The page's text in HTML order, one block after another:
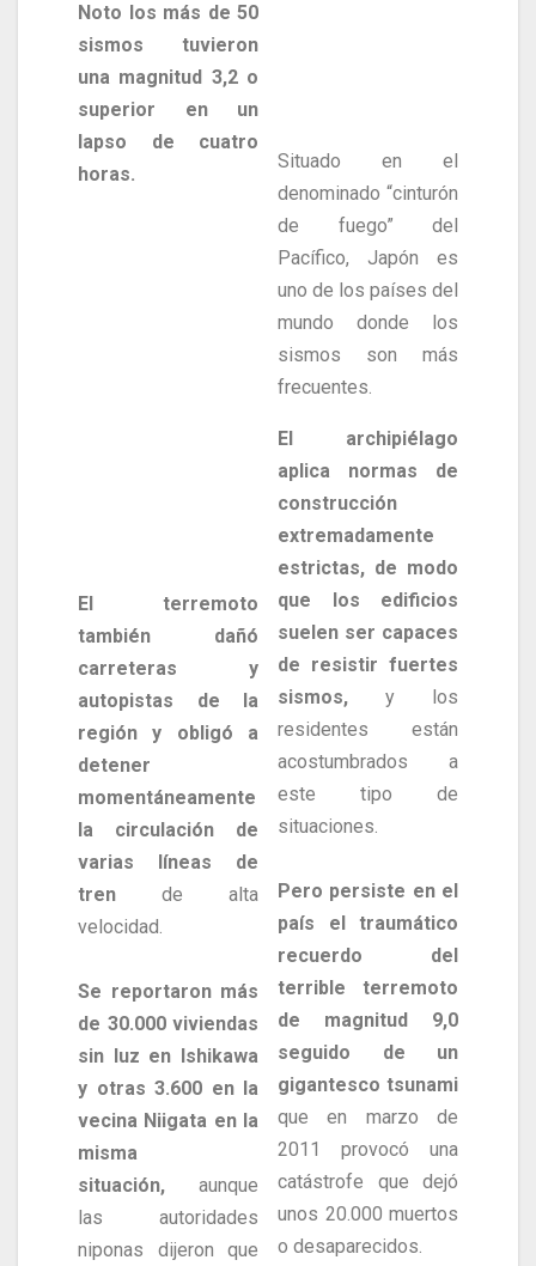
Noto los más de 50
sismos tuvieron
una magnitud 3,2 o
superior en un
lapso de cuatro
horas.
El terremoto
también dañó
carreteras y
autopistas de la
región y obligó a
detener
momentáneamente
la circulación de
varias líneas de
tren de alta
velocidad.
Se reportaron más
de 30.000 viviendas
sin luz en Ishikawa
y otras 3.600 en la
vecina Niigata en la
misma
situación, aunque
las autoridades
niponas dijeron que
Situado en el
denominado “cinturón
de fuego” del
Pacífico, Japón es
uno de los países del
mundo donde los
sismos son más
frecuentes.
El archipiélago
aplica normas de
construcción
extremadamente
estrictas, de modo
que los edificios
suelen ser capaces
de resistir fuertes
sismos, y los
residentes están
acostumbrados a
este tipo de
situaciones.
Pero persiste en el
país el traumático
recuerdo del
terrible terremoto
de magnitud 9,0
seguido de un
gigantesco tsunami
que en marzo de
2011 provocó una
catástrofe que dejó
unos 20.000 muertos
o desaparecidos.